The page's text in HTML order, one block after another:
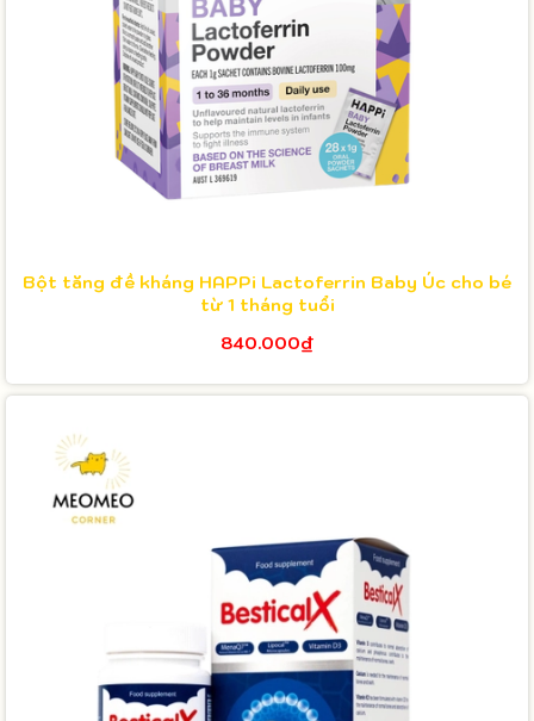
Bột tăng đề kháng HAPPi Lactoferrin Baby Úc cho bé
từ 1 tháng tuổi
840.000₫